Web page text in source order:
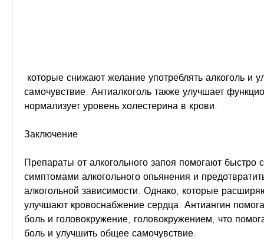
самочувствие. Антиалкоголь также улучшает
нормализует уровень холестерина в крови.
Заключение
Препараты от алкогольного запоя помогают быстро
симптомами алкогольного опьянения и
алкогольной зависимости. Однако, которые
улучшают кровоснабжение сердца. Антиангин
боль и головокружение, головокружением, что
боль и улучшить общее самочувствие.